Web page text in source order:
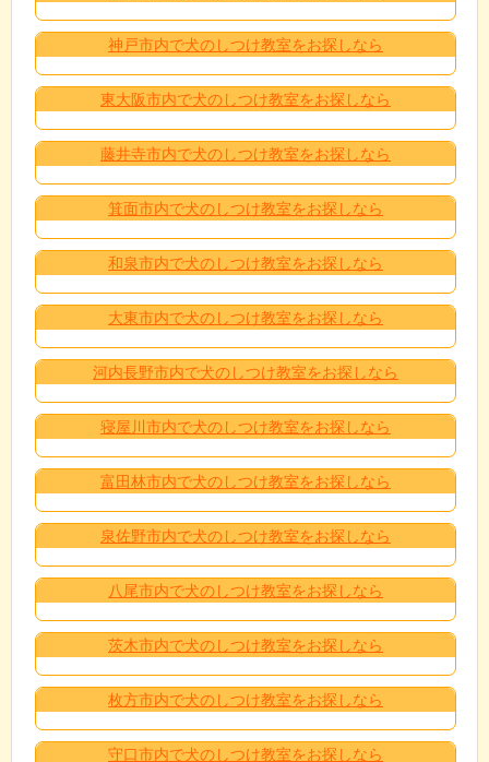
神戸市内で犬のしつけ教室をお探しなら
東大阪市内で犬のしつけ教室をお探しなら
藤井寺市内で犬のしつけ教室をお探しなら
箕面市内で犬のしつけ教室をお探しなら
和泉市内で犬のしつけ教室をお探しなら
大東市内で犬のしつけ教室をお探しなら
河内長野市内で犬のしつけ教室をお探しなら
寝屋川市内で犬のしつけ教室をお探しなら
富田林市内で犬のしつけ教室をお探しなら
泉佐野市内で犬のしつけ教室をお探しなら
八尾市内で犬のしつけ教室をお探しなら
茨木市内で犬のしつけ教室をお探しなら
枚方市内で犬のしつけ教室をお探しなら
守口市内で犬のしつけ教室をお探しなら